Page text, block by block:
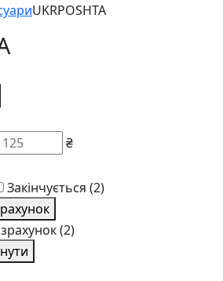
UKRPOSHTA
₴
Закінчується (2)
(2)